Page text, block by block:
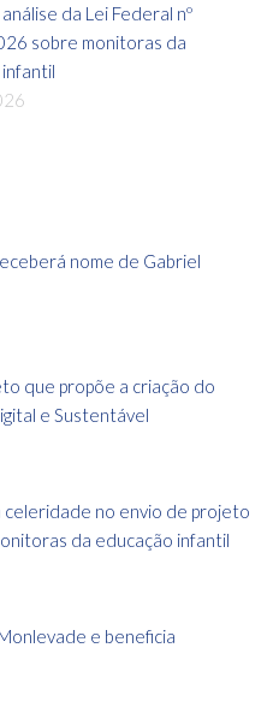
da Lei Federal nº
sobre monitoras da
nome de Gabriel
que propõe a criação do
e Sustentável
no envio de projeto
da educação infantil
e beneficia